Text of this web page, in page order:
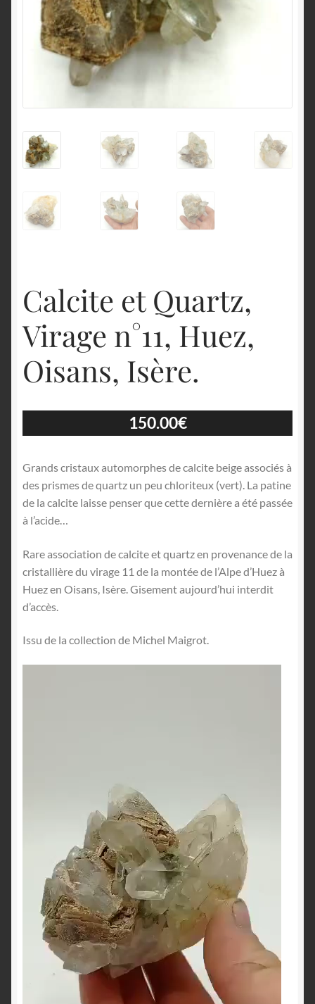
Calcite et Quartz,
Virage n°11, Huez,
Oisans, Isère.
150.00€
Grands cristaux automorphes de calcite beige associés à
des prismes de quartz un peu chloriteux (vert). La patine
de la calcite laisse penser que cette dernière a été passée
à l’acide…
Rare association de calcite et quartz en provenance de la
cristallière du virage 11 de la montée de l’Alpe d’Huez à
Huez en Oisans, Isère. Gisement aujourd’hui interdit
d’accès.
Issu de la collection de Michel Maigrot.